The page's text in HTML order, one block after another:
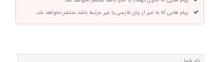
پیام هایی که به غیر از زبان فارسی یا غیر مرتبط باشد منتشر نخواهد شد.